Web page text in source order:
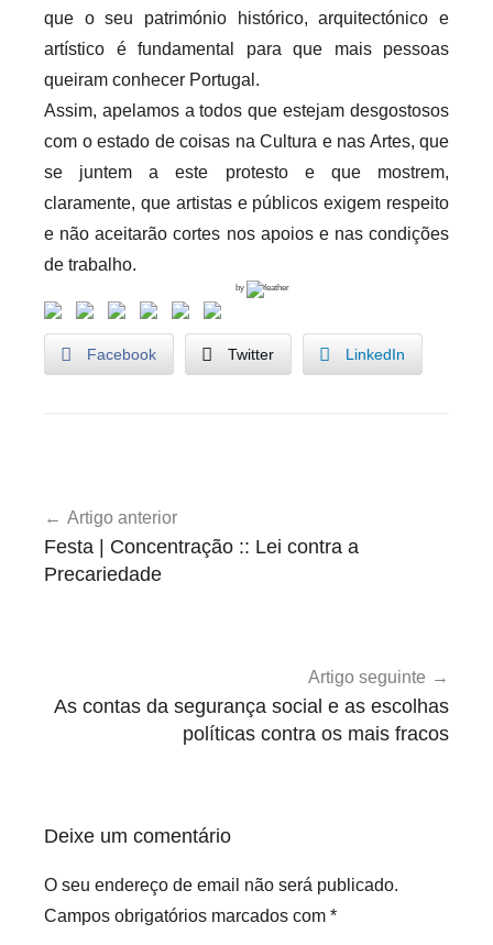
que o seu património histórico, arquitectónico e
artístico é fundamental para que mais pessoas
queiram conhecer Portugal.
Assim, apelamos a todos que estejam desgostosos
com o estado de coisas na Cultura e nas Artes, que
se juntem a este protesto e que mostrem,
claramente, que artistas e públicos exigem respeito
e não aceitarão cortes nos apoios e nas condições
de trabalho.
by
Facebook Twitter LinkedIn
de
artigos
Artigo anterior
Festa | Concentração :: Lei contra a
Precariedade
Artigo seguinte
As contas da segurança social e as escolhas
políticas contra os mais fracos
Deixe um comentário
O seu endereço de email não será publicado.
Campos obrigatórios marcados com *